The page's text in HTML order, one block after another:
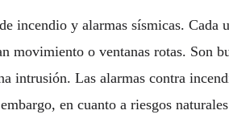
incendio y alarmas sísmicas. Cada
movimiento o ventanas rotas. Son
intrusión. Las alarmas contra
en cuanto a riesgos